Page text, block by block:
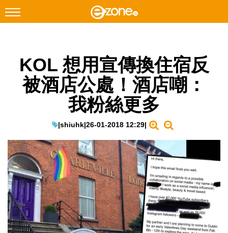
Facebook Instagram
科技焦點
教學評測
EduTech
IT Times
生成式AI與雲端應用
Enterprise Digital Transformation
KOL 想用宣傳換住宿反
被酒店公處！酒店嘲：
我粉絲更多
|shiuhk|26-01-2018 12:29|